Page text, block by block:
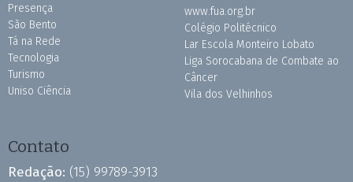
Presença
São Bento
Tá na Rede
Tecnologia
Turismo
Uniso Ciência
www.fua.org.br
Colégio Politécnico
Lar Escola Monteiro Lobato
Liga Sorocabana de Combate ao
Câncer
Vila dos Velhinhos
Contato
Redação: (15) 99789-3913